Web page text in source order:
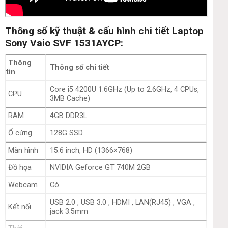
Thông số kỹ thuật & cấu hình chi tiết Laptop
Sony Vaio SVF 1531AYCP:
Thông
tin
Thông số chi tiết
CPU
Core i5 4200U 1.6GHz (Up to 2.6GHz, 4 CPUs,
3MB Cache)
RAM
4GB DDR3L
Ổ cứng
128G SSD
Màn hình
15.6 inch, HD (1366×768)
Đồ họa
NVIDIA Geforce GT 740M 2GB
Webcam
Có
Kết nối
USB 2.0 , USB 3.0 , HDMI , LAN(RJ45) , VGA ,
jack 3.5mm